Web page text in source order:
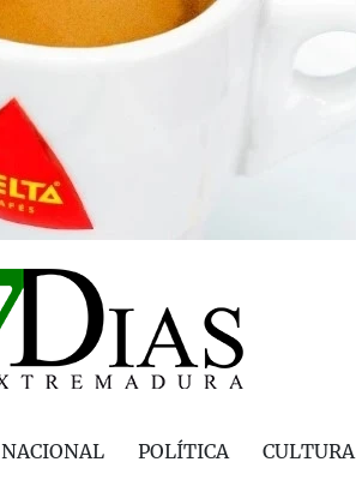
NACIONAL POLÍTICA CULTURA